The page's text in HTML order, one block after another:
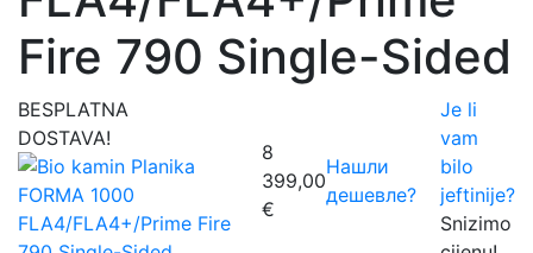
Fire 790 Single-Sided
BESPLATNA
DOSTAVA!
8
399,00
€
Нашли
дешевле?
Je li
vam
bilo
jeftinije?
Snizimo